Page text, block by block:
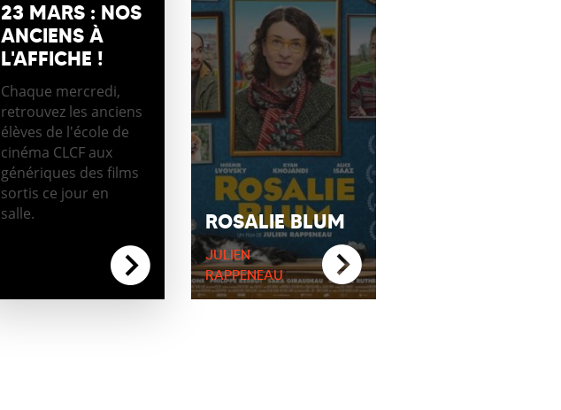
23 MARS : NOS
ANCIENS À
L'AFFICHE !
Chaque mercredi,
retrouvez les anciens
élèves de l'école de
cinéma CLCF aux
génériques des films
sortis ce jour en
salle.
ROSALIE BLUM
JULIEN
RAPPENEAU